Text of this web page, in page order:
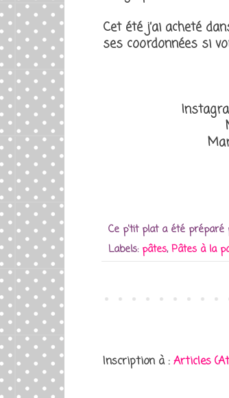
Cet été j’ai acheté
ses coordonnées si
Ce p'tit plat a été préparé
Labels: pâtes,Pâtes à la
Inscription à : Articles